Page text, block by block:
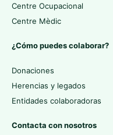
Centre Ocupacional
Centre Mèdic
¿Cómo puedes colaborar?
Donaciones
Herencias y legados
Entidades colaboradoras
Contacta con nosotros